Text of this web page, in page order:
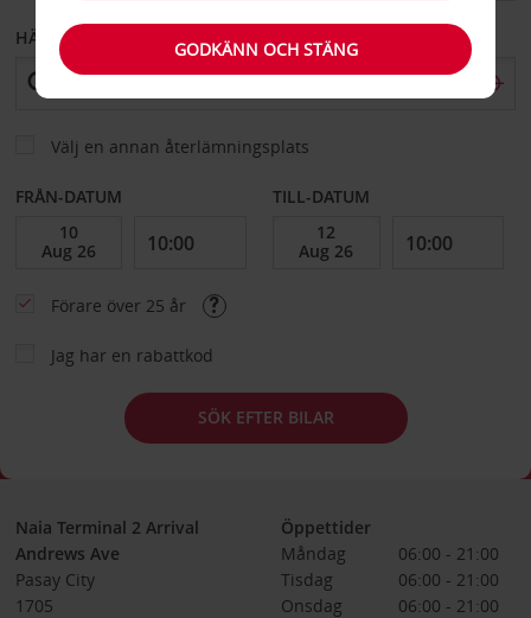
HÄMTA FRÅN
Välj en annan återlämningsplats
FRÅN-DATUM TILL-DATUM
Förare över 25 år
Jag har en rabattkod
SÖK EFTER BILAR
Naia Terminal 2 Arrival
Andrews Ave
Pasay City
1705
Öppettider
Måndag
06:00 - 21:00
Tisdag
06:00 - 21:00
Onsdag
06:00 - 21:00
GODKÄNN OCH STÄNG